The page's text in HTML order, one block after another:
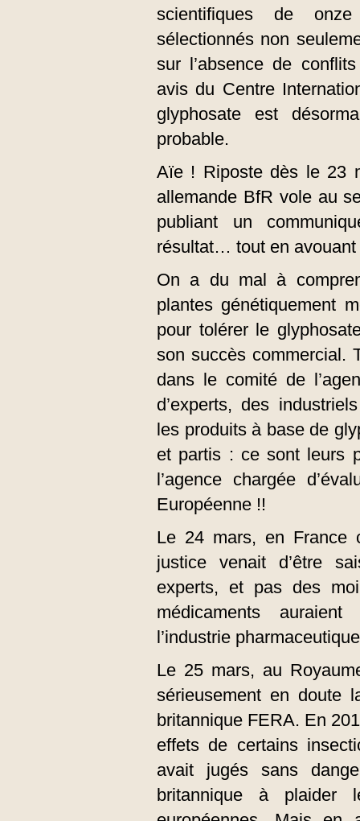
scientifiques de onze
sélectionnés non
sur l’absence de
avis du Centre
glyphosate est
probable.
Aïe ! Riposte dès le 23
allemande BfR vole au
publi­ant un
résultat… tout en avouant
On a du mal à
plantes génétiquement
pour tolérer le
son succès commercial.
dans le comité de
d’experts, des
les produits à base de
et partis : ce sont leurs
l’agence chargée
Européenne !!
Le 24 mars, en France
justice venait d’être
experts, et pas des
médicaments
l’industrie
Le 25 mars, au
sérieusement en doute
britannique FERA. En
effets de certains
avait jugés sans
britannique à plaider